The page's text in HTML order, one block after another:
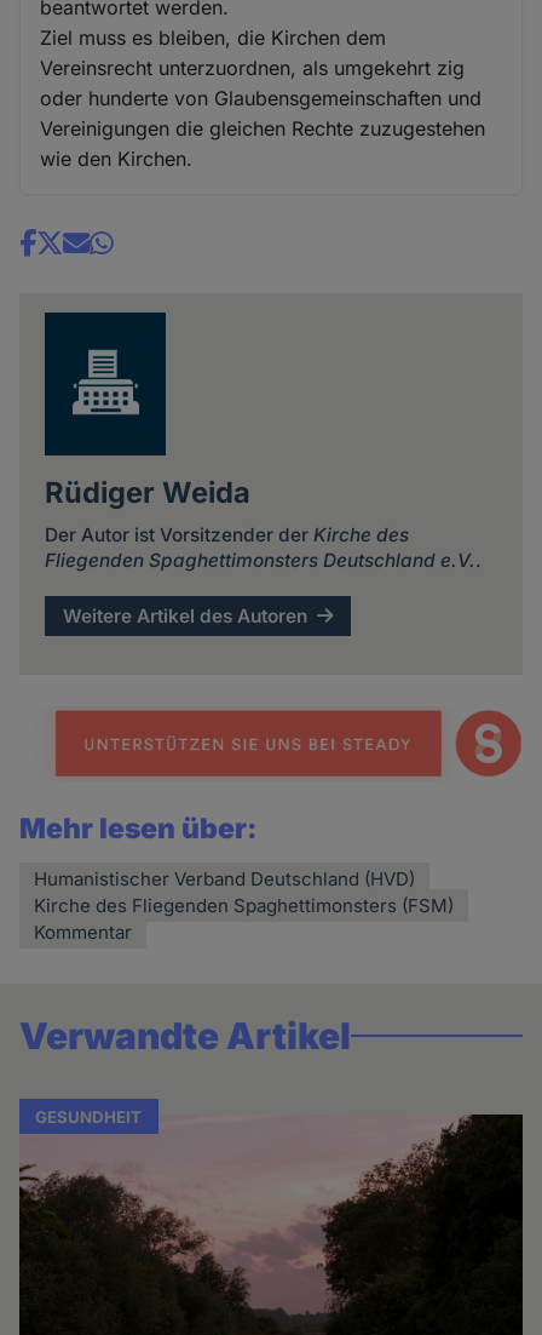
beantwortet werden.
Ziel muss es bleiben, die Kirchen dem
Vereinsrecht unterzuordnen, als umgekehrt zig
oder hunderte von Glaubensgemeinschaften und
Vereinigungen die gleichen Rechte zuzugestehen
wie den Kirchen.
Share
Rüdiger Weida
Der Autor ist Vorsitzender der Kirche des
Fliegenden Spaghettimonsters Deutschland e.V..
Weitere Artikel des Autoren
Mehr lesen über:
Humanistischer Verband Deutschland (HVD)
Kirche des Fliegenden Spaghettimonsters (FSM)
Kommentar
Verwandte Artikel
GESUNDHEIT